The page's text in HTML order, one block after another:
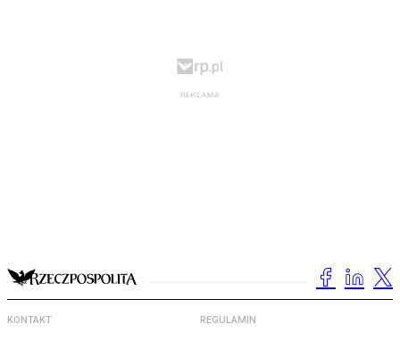
KONTAKT REGULAMIN